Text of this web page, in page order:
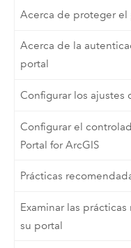
Acerca de proteger el
Acerca de la
portal
Configurar los ajustes
Configurar el
Portal for ArcGIS
Prácticas
Examinar las
su portal